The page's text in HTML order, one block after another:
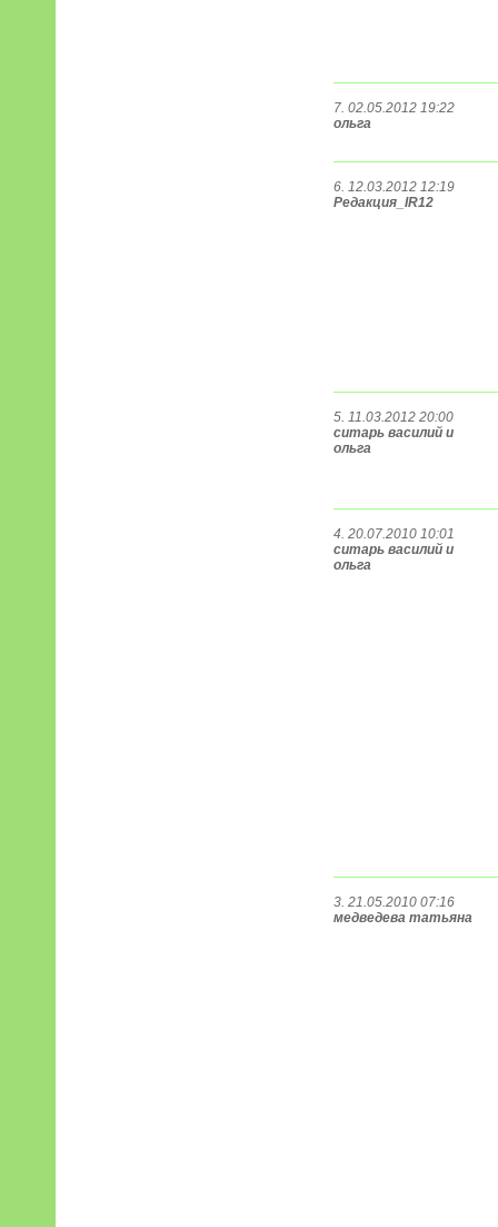
7. 02.05.2012 19:22
ольга
6. 12.03.2012 12:19
Редакция_IR12
5. 11.03.2012 20:00
ситарь василий и
ольга
4. 20.07.2010 10:01
ситарь василий и
ольга
3. 21.05.2010 07:16
медведева татьяна